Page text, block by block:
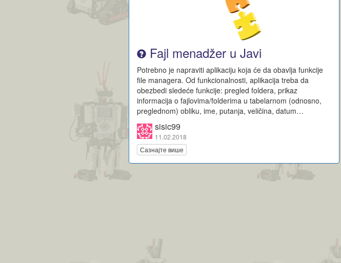
Fajl menadžer u Javi
Potrebno je napraviti aplikaciju koja će da obavlja funkcije
file managera. Od funkcionalnosti, aplikacija treba da
obezbedi sledeće funkcije: pregled foldera, prikaz
informacija o fajlovima/folderima u tabelarnom (odnosno,
preglednom) obliku, ime, putanja, veličina, datum…
sisic99
11.02.2018
Сазнајте више